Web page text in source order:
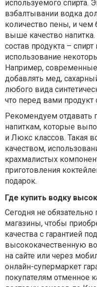
используемого спирта.
взбалтывании водка
количество пены, и чем
выше качество
состав продукта –
использование
Например,
добавлять мед,
любого вида
что перед вами продукт
Рекомендуем отдавать
напиткам, которые
и Люкс классов. Такая
качеством,
крахмалистых
приготовления
подарок.
Где купить водку
Сегодня не
магазины, чтобы
качества с гарантией
высококачественную
на сайте или через
онлайн-супермаркет
покупателям отменное